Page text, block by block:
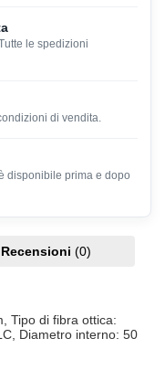
le spedizioni
di vendita.
disponibile prima e dopo
Recensioni (0)
Tipo di fibra ottica:
Diametro interno: 50